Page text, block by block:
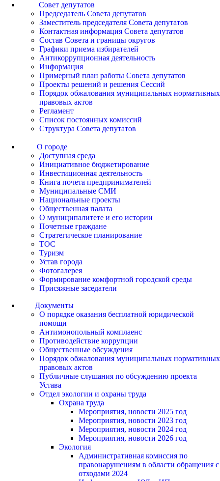
Совет депутатов
Председатель Совета депутатов
Заместитель председателя Совета депутатов
Контактная информация Совета депутатов
Состав Совета и границы округов
Графики приема избирателей
Антикоррупционная деятельность
Информация
Примерный план работы Совета депутатов
Проекты решений и решения Сессий
Порядок обжалования муниципальных нормативных
правовых актов
Регламент
Список постоянных комиссий
Структура Совета депутатов
О городе
Доступная среда
Инициативное бюджетирование
Инвестиционная деятельность
Книга почета предпринимателей
Муниципальные СМИ
Национальные проекты
Общественная палата
О муниципалитете и его истории
Почетные граждане
Стратегическое планирование
ТОС
Туризм
Устав города
Фотогалерея
Формирование комфортной городской среды
Присяжные заседатели
Документы
О порядке оказания бесплатной юридической
помощи
Антимонопольный комплаенс
Противодействие коррупции
Общественные обсуждения
Порядок обжалования муниципальных нормативных
правовых актов
Публичные слушания по обсуждению проекта
Устава
Отдел экологии и охраны труда
Охрана труда
Мероприятия, новости 2025 год
Мероприятия, новости 2023 год
Мероприятия, новости 2024 год
Мероприятия, новости 2026 год
Экология
Административная комиссия по
правонарушениям в области обращения с
отходами 2024